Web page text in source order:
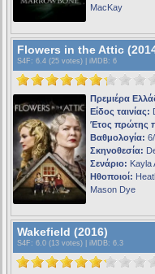
MacKay
Flowers in the Attic
S4F : 6.4 (25 votes) | iMDB: 6
Πρεμιέρα
Είδος ταινίας:
Έτος πρώτης
Βαθμολογία:
Σκηνοθεσία:
Σενάριο: Kayla
Ηθοποιοί:
Mason Dye
Wakefield (2016)
S4F : 6.0 (13 votes) | iMDB: 6.3